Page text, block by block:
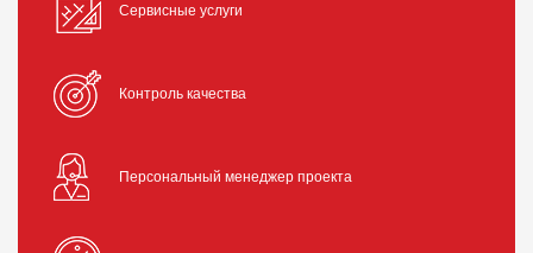
Сервисные услуги
Контроль качества
Персональный менеджер проекта